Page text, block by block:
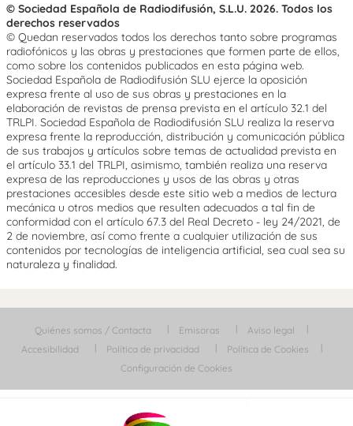
© Sociedad Española de Radiodifusión, S.L.U. 2026. Todos los
derechos reservados
© Quedan reservados todos los derechos tanto sobre programas
radiofónicos y las obras y prestaciones que formen parte de ellos,
como sobre los contenidos publicados en esta página web.
Sociedad Española de Radiodifusión SLU ejerce la oposición
expresa frente al uso de sus obras y prestaciones en la
elaboración de revistas de prensa prevista en el artículo 32.1 del
TRLPI. Sociedad Española de Radiodifusión SLU realiza la reserva
expresa frente la reproducción, distribución y comunicación pública
de sus trabajos y artículos sobre temas de actualidad prevista en
el artículo 33.1 del TRLPI, asimismo, también realiza una reserva
expresa de las reproducciones y usos de las obras y otras
prestaciones accesibles desde este sitio web a medios de lectura
mecánica u otros medios que resulten adecuados a tal fin de
conformidad con el artículo 67.3 del Real Decreto - ley 24/2021, de
2 de noviembre, así como frente a cualquier utilización de sus
contenidos por tecnologías de inteligencia artificial, sea cual sea su
naturaleza y finalidad.
Quiénes somos / Contacta Emisoras
Aviso legal
Accesibilidad
Política de privacidad
Política de Cookies
Configuración de Cookies